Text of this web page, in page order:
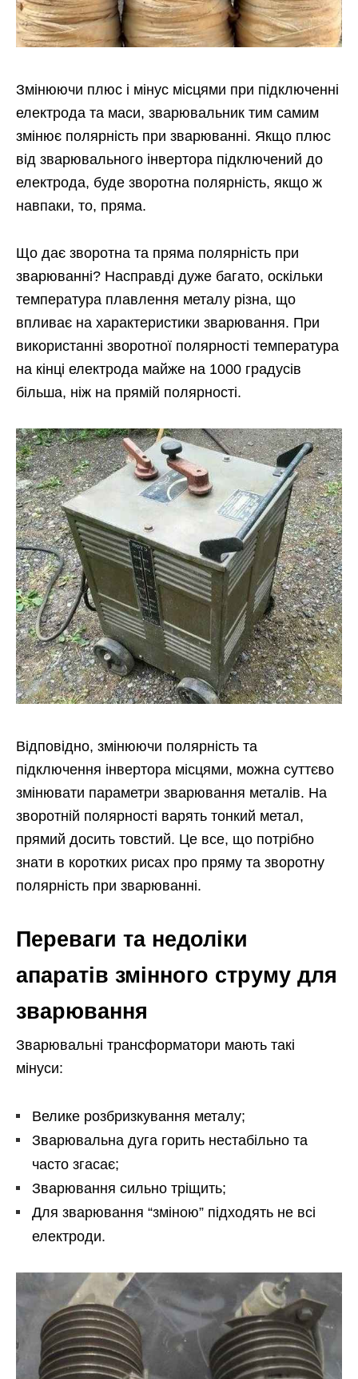
Змінюючи плюс і мінус місцями при підключенні
електрода та маси, зварювальник тим самим
змінює полярність при зварюванні. Якщо плюс
від зварювального інвертора підключений до
електрода, буде зворотна полярність, якщо ж
навпаки, то, пряма.
Що дає зворотна та пряма полярність при
зварюванні? Насправді дуже багато, оскільки
температура плавлення металу різна, що
впливає на характеристики зварювання. При
використанні зворотної полярності температура
на кінці електрода майже на 1000 градусів
більша, ніж на прямій полярності.
Відповідно, змінюючи полярність та
підключення інвертора місцями, можна суттєво
змінювати параметри зварювання металів. На
зворотній полярності варять тонкий метал,
прямий досить товстий. Це все, що потрібно
знати в коротких рисах про пряму та зворотну
полярність при зварюванні.
Переваги та недоліки
апаратів змінного струму для
зварювання
Зварювальні трансформатори мають такі
мінуси:
Велике розбризкування металу;
Зварювальна дуга горить нестабільно та
часто згасає;
Зварювання сильно тріщить;
Для зварювання “зміною” підходять не всі
електроди.